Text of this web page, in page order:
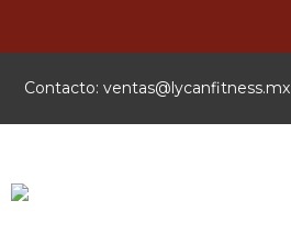
Contacto: xm.ssentifnacyl@satnev